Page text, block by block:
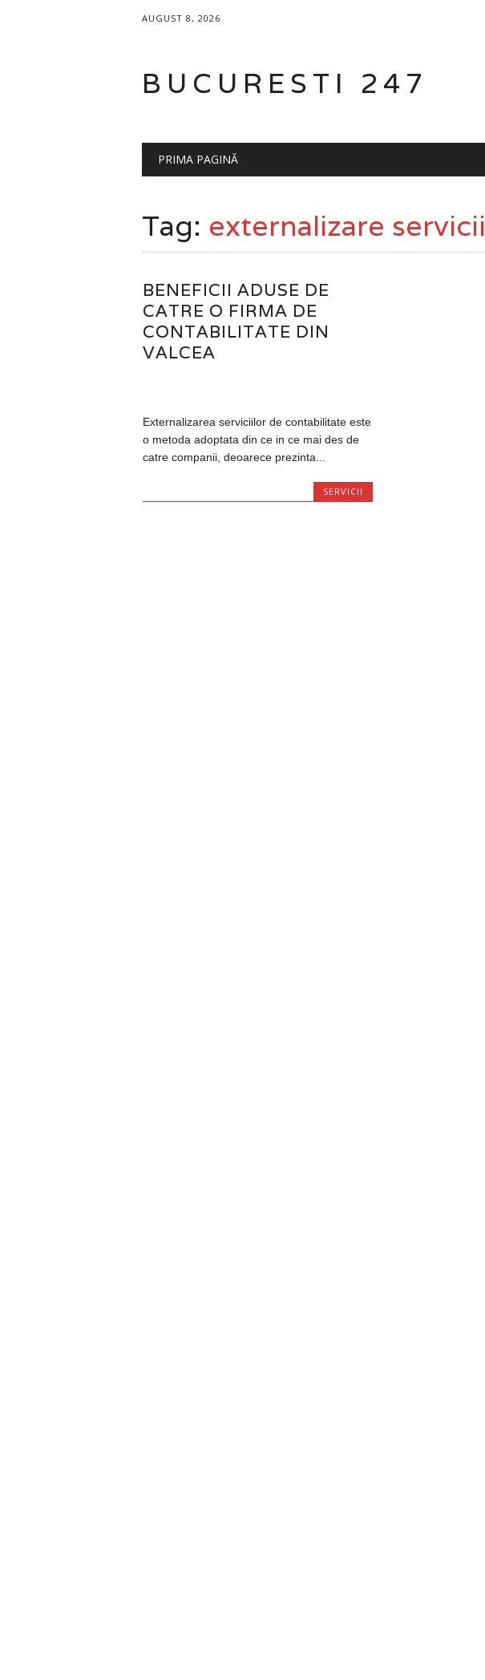
AUGUST 8, 2026
BUCURESTI 247
Main menu
PRIMA PAGINĂ
Tag: externalizare servicii
BENEFICII ADUSE DE
CATRE O FIRMA DE
CONTABILITATE DIN
VALCEA
Externalizarea serviciilor de contabilitate este
o metoda adoptata din ce in ce mai des de
catre companii, deoarece prezinta...
SERVICII